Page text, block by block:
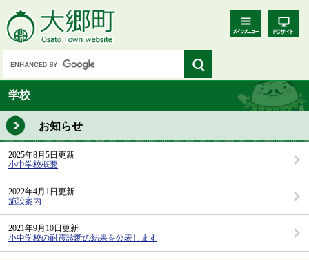
学校
お知らせ
2025年8月5日更新
小中学校概要
2022年4月1日更新
施設案内
2021年9月10日更新
小中学校の耐震診断の結果を公表します